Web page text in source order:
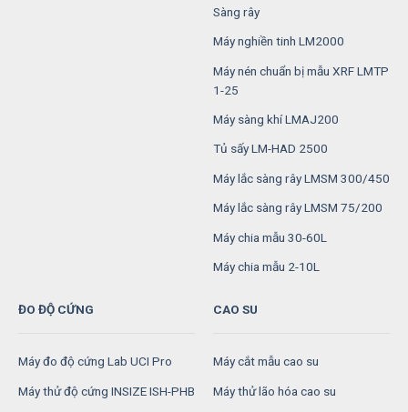
Sàng rây
Máy nghiền tinh LM2000
Máy nén chuẩn bị mẫu XRF LMTP
1-25
Máy sàng khí LMAJ200
Tủ sấy LM-HAD 2500
Máy lắc sàng rây LMSM 300/450
Máy lắc sàng rây LMSM 75/200
Máy chia mẫu 30-60L
Máy chia mẫu 2-10L
ĐO ĐỘ CỨNG
Máy đo độ cứng Lab UCI Pro
Máy thử độ cứng INSIZE ISH-PHB
CAO SU
Máy cắt mẫu cao su
Máy thử lão hóa cao su